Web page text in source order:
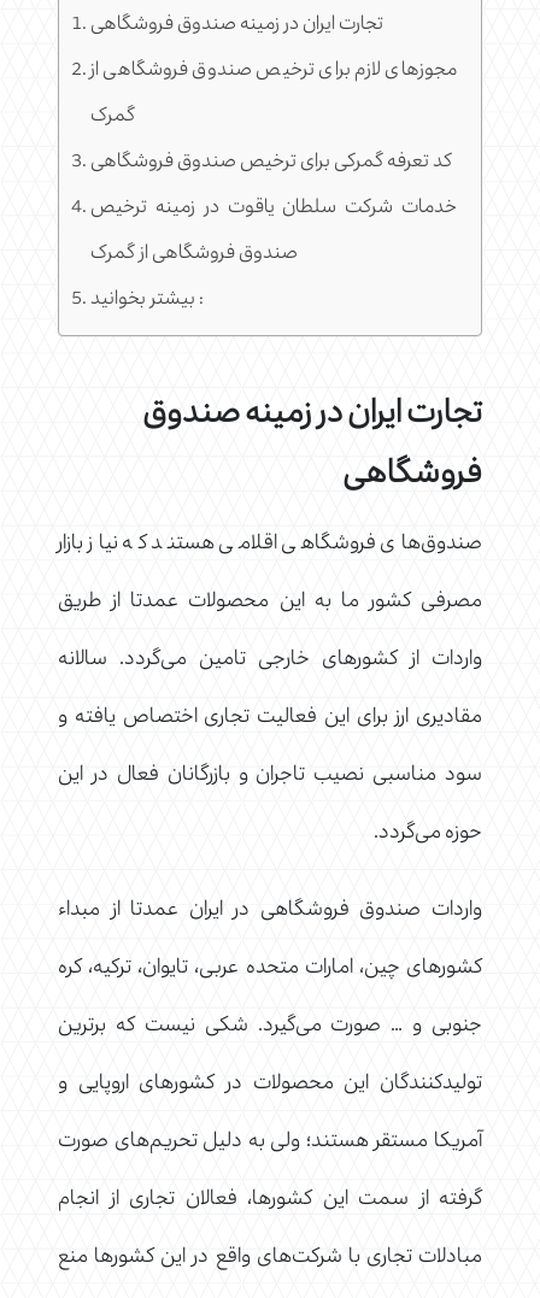
تجارت ایران در زمینه صندوق فروشگاهی
مجوزهای لازم برای ترخیص صندوق فروشگاهی از
گمرک
کد تعرفه گمرکی برای ترخیص صندوق فروشگاهی
خدمات شرکت سلطان یاقوت در زمینه ترخیص
صندوق فروشگاهی از گمرک
بیشتر بخوانید :
تجارت ایران در زمینه صندوق
فروشگاهی
صندوق‌های فروشگاهی اقلامی هستند که نیاز بازار
مصرفی کشور ما به این محصولات عمدتا از طریق
واردات از کشورهای خارجی تامین می‌گردد. سالانه
مقادیری ارز برای این فعالیت تجاری اختصاص یافته و
سود مناسبی نصیب تاجران و بازرگانان فعال در این
حوزه می‌گردد.
واردات صندوق فروشگاهی در ایران عمدتا از مبداء
کشورهای چین، امارات متحده عربی، تایوان، ترکیه، کره
جنوبی و … صورت می‌گیرد. شکی نیست که برترین
تولیدکنندگان این محصولات در کشورهای اروپایی و
آمریکا مستقر هستند؛ ولی به دلیل تحریم‌های صورت
گرفته از سمت این کشورها، فعالان تجاری از انجام
مبادلات تجاری با شرکت‌های واقع در این کشورها منع